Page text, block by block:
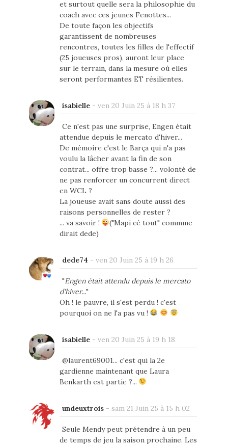
et surtout quelle sera la philosophie du
coach avec ces jeunes Fenottes...
De toute façon les objectifs
garantissent de nombreuses
rencontres, toutes les filles de l'effectif
(25 joueuses pros), auront leur place
sur le terrain, dans la mesure où elles
seront performantes ET résilientes.
isabielle- ven 20 Juin 25 à 18 h 37
Ce n'est pas une surprise, Engen était
attendue depuis le mercato d'hiver...
De mémoire c'est le Barça qui n'a pas
voulu la lâcher avant la fin de son
contrat... offre trop basse ?... volonté de
ne pas renforcer un concurrent direct
en WCL ?
La joueuse avait sans doute aussi des
raisons personnelles de rester ?
... va savoir !
("Mapi cé tout" commme
dirait dede)
dede74 - ven 20 Juin 25 à 19 h 26
"Engen était attendu depuis le mercato
d'hiver..."
Oh ! le pauvre, il s'est perdu ! c'est
pourquoi on ne l'a pas vu !
isabielle- ven 20 Juin 25 à 19 h 18
@laurent69001... c'est qui la 2e
gardienne maintenant que Laura
Benkarth est partie ?...
undeuxtrois- sam 21 Juin 25 à 15 h 02
Seule Mendy peut prétendre à un peu
de temps de jeu la saison prochaine. Les